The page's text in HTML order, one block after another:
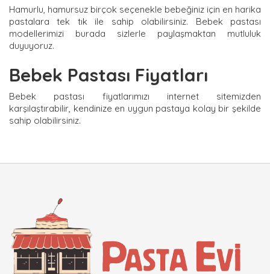
Hamurlu, hamursuz birçok seçenekle bebeğiniz için en harika
pastalara tek tık ile sahip olabilirsiniz. Bebek pastası
modellerimizi burada sizlerle paylaşmaktan mutluluk
duyuyoruz.
Bebek Pastası Fiyatları
Bebek pastası fiyatlarımızı internet sitemizden
karşılaştırabilir, kendinize en uygun pastaya kolay bir şekilde
sahip olabilirsiniz.